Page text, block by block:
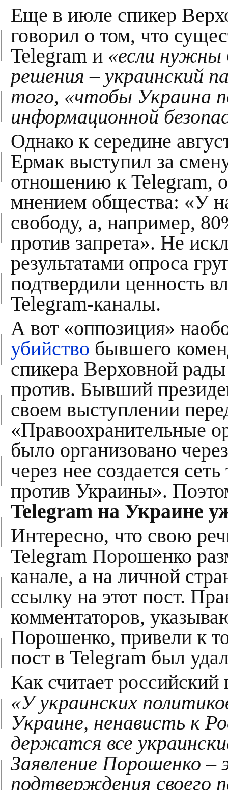
Еще в июле спикер
говорил о том, что
Telegram и «если нужны
решения – украинский
того, «чтобы Украина
информационной
Однако к середине
Ермак выступил за
отношению к Telegram,
мнением общества: «У
свободу, а, например,
против запрета». Не
результатами опроса
подтвердили ценность
Telegram-каналы.
А вот «оппозиция»
убийство бывшего
спикера Верховной
против. Бывший
своем выступлении
«Правоохранительные
было организовано
через нее создается
против Украины».
Telegram на Украине
Интересно, что свою
Telegram Порошенко
канале, а на личной
ссылку на этот пост.
комментаторов,
Порошенко, привели к
пост в Telegram был
Как считает
«У украинских
Украине, ненависть к
держатся все
Заявление Порошенко –
подтверждения своего